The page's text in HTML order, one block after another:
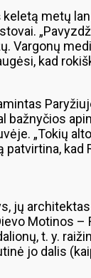
metų
Vargonų
kad
bažnyčios
„Tokių
jų
Motinos
t. y.
jo dalis